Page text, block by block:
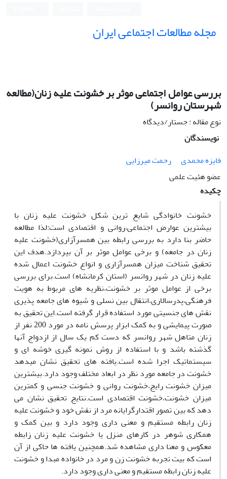
مجله مطالعات اجتماعی ایران
بررسی عوامل اجتماعی موثر بر خشونت علیه زنان(مطالعه
شهرستان روانسر)
نوع مقاله : جستار/دیدگاه
نویسندگان
فایزه محمدی
رحمت میرزایی
عضو هئیت علمی
چکیده
خشونت خانوادگی شایع ترین شکل خشونت علیه زنان با
بیشترین عوارض اجتماعی،روانی و اقتصادی است:لذا مطالعه
حاضر بنا دارد به بررسی رابطه بین همسرآزاری(خشونت علیه
زنان در جامعه) و برخی عوامل موثر بر آن بپردازد.هدف این
تحقیق شناخت میزان همسرآزاری و انواع خشونت اعمال شده
علیه زنان در شهر روانسر (استان کرمانشاه) است.برای بررسی
برخی از عوامل موثر بر خشونت،نظریه های مربوط به هویت
فرهنگی،پدرسالاری،انتقال بین نسلی و شیوه های جامعه پذیری
نقش های جنسیتی مورد استفاده قرار گرفته است.این تحقیق به
صورت پیمایشی و به کمک ابزار پرسش نامه در مورد 200 نفر از
زنان متاهل شهر روانسر که دست کم یک سال از ازدواج آنها
گذشته باشد و با استفاده از روش نمونه گیری خوشه ای و
سیستماتیک اجرا شده است.یافته های تحقیق نشان میدهد
خشونت در جامعه مورد نظر در ابعاد مختلف وجود دارد.بیشترین
میزان خشونت رایج،خشونت روانی و خشونت جنسی و کمترین
میزان خشونت،خشونت اقتصادی است.نتایج تحقیق نشان می
دهد که بین تصور اقتدارگرایانه مرد از نقش خود و خشونت علیه
زنان رابطه مستقیم و معنی داری وجود دارد و بین کمک و
همکاری شوهر در کارهای منزل یا خشونت علیه زنان زابطه
معکوس و معنا داری مشاهده شد.همچنین یافته ها حاکی از آن
است که بیت تجربه خشونت زن و مرد در خانواده مبدا و خشونت
علیه زنان رابطه مستقیم و معنی داری وجود دارد.